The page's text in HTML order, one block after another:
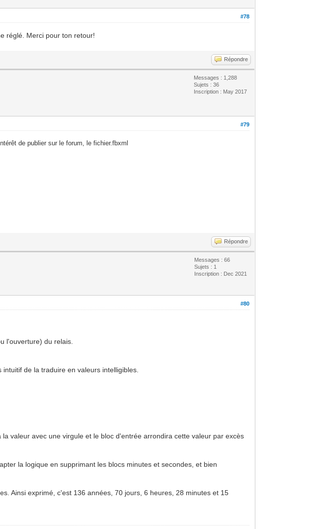
#78
réglé. Merci pour ton retour!
Répondre
Messages : 1,288
Sujets : 36
Inscription : May 2017
#79
de publier sur le forum, le fichier.fbxml
Répondre
Messages : 66
Sujets : 1
Inscription : Dec 2021
#80
l'ouverture) du relais.
de la traduire en valeurs intelligibles.
valeur avec une virgule et le bloc d'entrée arrondira cette valeur par excès
la logique en supprimant les blocs minutes et secondes, et bien
Ainsi exprimé, c'est 136 années, 70 jours, 6 heures, 28 minutes et 15